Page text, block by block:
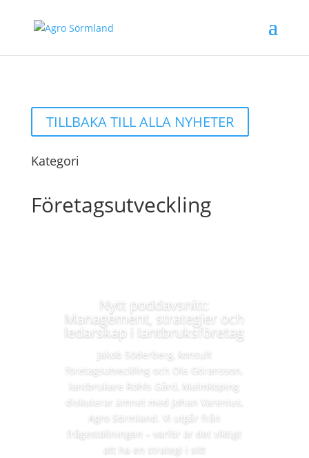
TILLBAKA TILL ALLA NYHETER
Kategori
Företagsutveckling
Nytt poddavsnitt:
Management, strategier och
ledarskap i lantbruksföretag
Jakob Söderberg, konsult
företagsutveckling och Ola Göransson,
lantbrukare Röhls Gård, Malmköping
diskuterar ämnet med Johan Varenius,
Agro Sörmland. Vi utgår från
frågeställningen – varför är det viktigt
att ha en strategi i sitt